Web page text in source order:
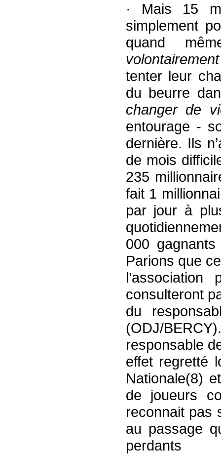
· Mais 15
simplement
quand
tenter leur
du beurre
changer de
entourage -
dernière. Ils
de mois
235
fait 1
par jour à
000
Parions que
consulteront
du
(ODJ/
responsable
effet regretté
Nationale(8)
de joueurs
reconnait pas
au passage
perdants